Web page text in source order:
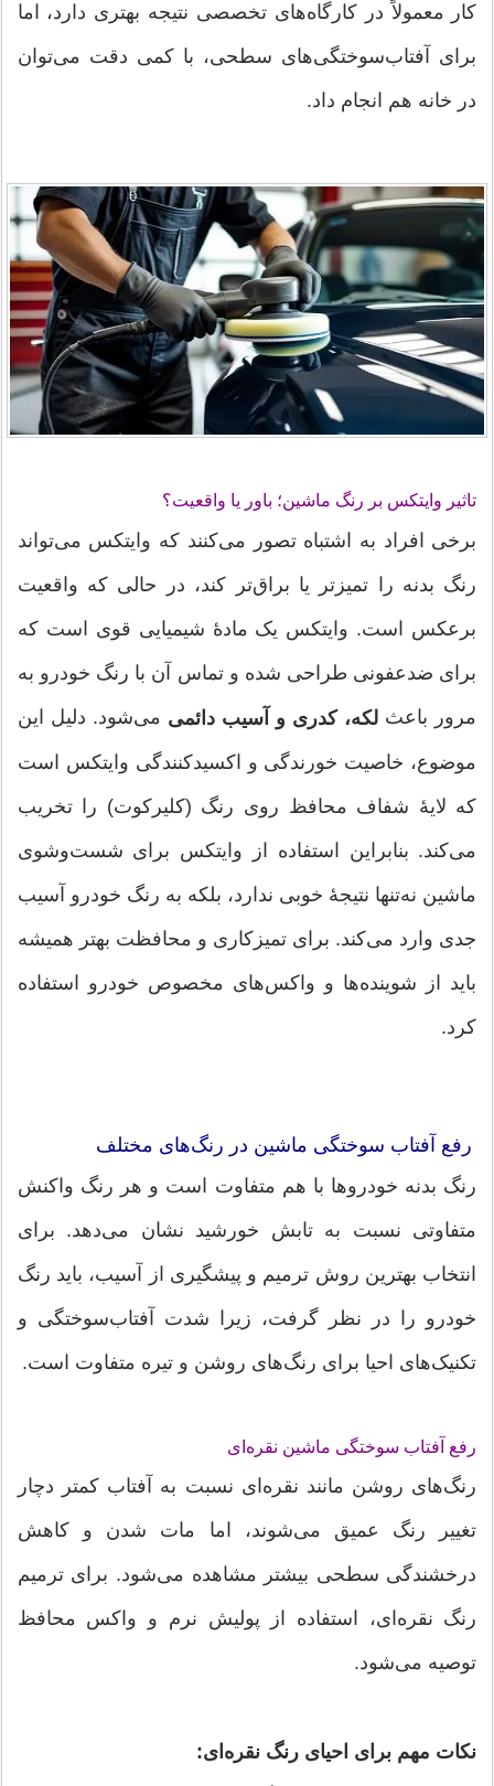
کار معمولاً در کارگاه‌های تخصصی نتیجه بهتری دارد، اما
برای آفتاب‌سوختگی‌های سطحی، با کمی دقت می‌توان
در خانه هم انجام داد.
تاثیر وایتکس بر رنگ ماشین؛ باور یا واقعیت؟
برخی افراد به اشتباه تصور می‌کنند که وایتکس می‌تواند
رنگ بدنه را تمیزتر یا براق‌تر کند، در حالی که واقعیت
برعکس است. وایتکس یک مادهٔ شیمیایی قوی است که
برای ضدعفونی طراحی شده و تماس آن با رنگ خودرو به
مرور باعث لکه، کدری و آسیب دائمی می‌شود. دلیل این
موضوع، خاصیت خورندگی و اکسیدکنندگی وایتکس است
که لایهٔ شفاف محافظ روی رنگ (کلیرکوت) را تخریب
می‌کند. بنابراین استفاده از وایتکس برای شست‌وشوی
ماشین نه‌تنها نتیجهٔ خوبی ندارد، بلکه به رنگ خودرو آسیب
جدی وارد می‌کند. برای تمیزکاری و محافظت بهتر همیشه
باید از شوینده‌ها و واکس‌های مخصوص خودرو استفاده
کرد.
رفع آفتاب سوختگی ماشین در رنگ‌های مختلف
رنگ بدنه خودروها با هم متفاوت است و هر رنگ واکنش
متفاوتی نسبت به تابش خورشید نشان می‌دهد. برای
انتخاب بهترین روش ترمیم و پیشگیری از آسیب، باید رنگ
خودرو را در نظر گرفت، زیرا شدت آفتاب‌سوختگی و
تکنیک‌های احیا برای رنگ‌های روشن و تیره متفاوت است.
رفع آفتاب سوختگی ماشین نقره‌ای
رنگ‌های روشن مانند نقره‌ای نسبت به آفتاب کمتر دچار
تغییر رنگ عمیق می‌شوند، اما مات شدن و کاهش
درخشندگی سطحی بیشتر مشاهده می‌شود. برای ترمیم
رنگ نقره‌ای، استفاده از پولیش نرم و واکس محافظ
توصیه می‌شود.
نکات مهم برای احیای رنگ نقره‌ای: